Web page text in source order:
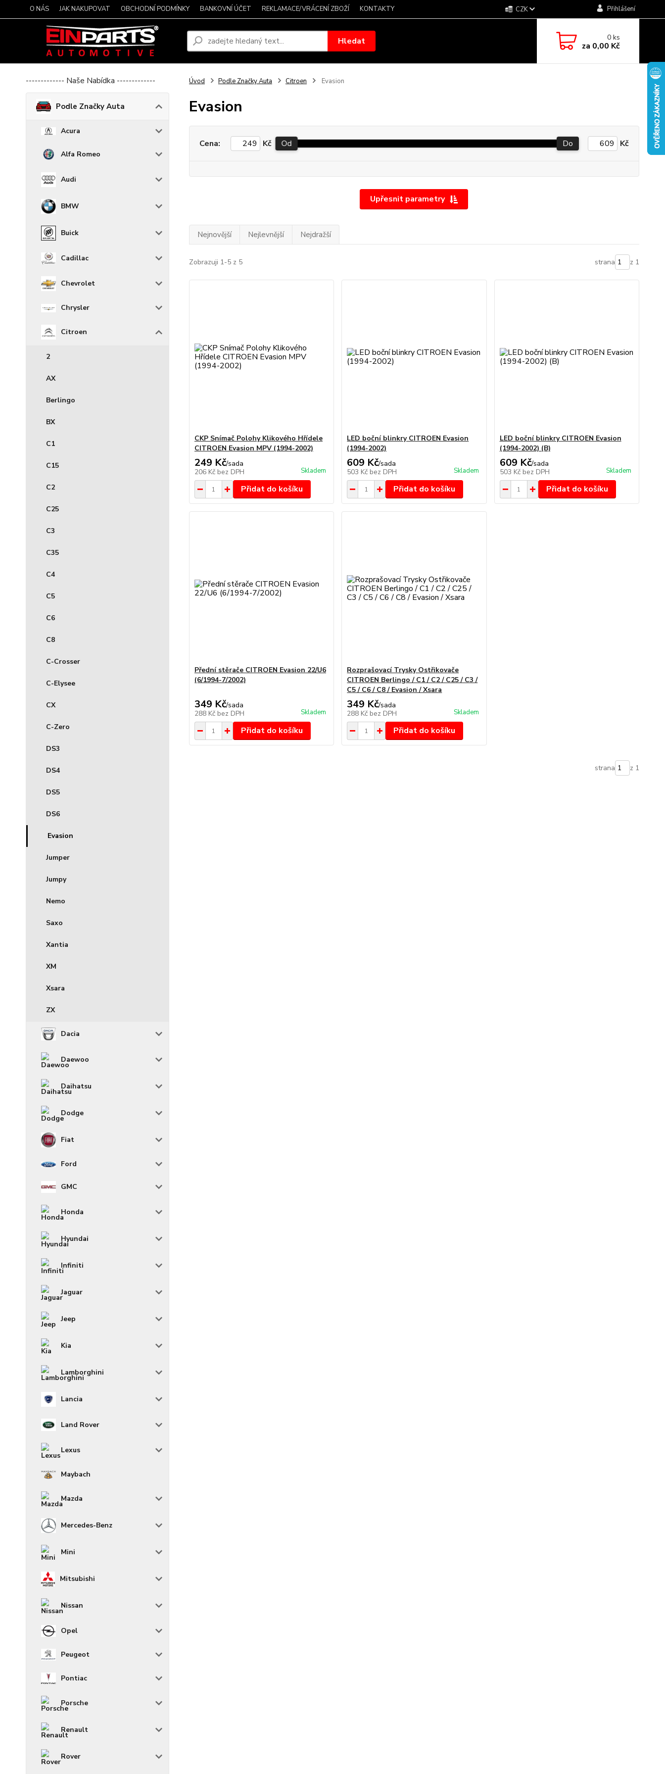
O NÁS JAK NAKUPOVAT OBCHODNÍ PODMÍNKY BANKOVNÍ ÚČET REKLAMACE/VRÁCENÍ ZBOŽÍ KONTAKTY CZK Přihlášení
Hledat 0ks
za 0,00 Kč
------------- Naše Nabídka -------------
Podle Značky Auta
Acura
Alfa Romeo
Audi
BMW
Buick
Cadillac
Chevrolet
Chrysler
Citroen
2
AX
Berlingo
BX
C1
C15
C2
C25
C3
C35
C4
C5
C6
C8
C-Crosser
C-Elysee
CX
C-Zero
DS3
DS4
DS5
DS6
Evasion
Jumper
Jumpy
Nemo
Saxo
Xantia
XM
Xsara
ZX
Dacia
Daewoo
Daihatsu
Dodge
Fiat
Ford
GMC
Honda
Hyundai
Infiniti
Jaguar
Jeep
Kia
Lamborghini
Lancia
Land Rover
Lexus
Maybach
Mazda
Mercedes-Benz
Mini
Mitsubishi
Nissan
Opel
Peugeot
Pontiac
Porsche
Renault
Rover
Úvod Podle Značky Auta Citroen Evasion
Evasion
Upřesnit parametry
Cena: Kč Od Do Kč
Nejnovější Nejlevnější Nejdražší
Zobrazuji 1-5 z 5 strana z 1
CKP Snímač Polohy Klikového Hřídele
CITROEN Evasion MPV (1994-2002)
249 Kč/sada
206 Kč bez DPH Skladem
Přidat do košíku
LED boční blinkry CITROEN Evasion
(1994-2002)
609 Kč/sada
503 Kč bez DPH Skladem
Přidat do košíku
LED boční blinkry CITROEN Evasion
(1994-2002) (B)
609 Kč/sada
503 Kč bez DPH Skladem
Přidat do košíku
Přední stěrače CITROEN Evasion 22/U6
(6/1994-7/2002)
349 Kč/sada
288 Kč bez DPH Skladem
Přidat do košíku
Rozprašovací Trysky Ostřikovače
CITROEN Berlingo / C1 / C2 / C25 / C3 /
C5 / C6 / C8 / Evasion / Xsara
349 Kč/sada
288 Kč bez DPH Skladem
Přidat do košíku
strana z 1